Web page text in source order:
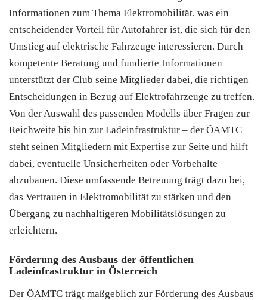
Informationen zum Thema Elektromobilität, was ein
entscheidender Vorteil für Autofahrer ist, die sich für den
Umstieg auf elektrische Fahrzeuge interessieren. Durch
kompetente Beratung und fundierte Informationen
unterstützt der Club seine Mitglieder dabei, die richtigen
Entscheidungen in Bezug auf Elektrofahrzeuge zu treffen.
Von der Auswahl des passenden Modells über Fragen zur
Reichweite bis hin zur Ladeinfrastruktur – der ÖAMTC
steht seinen Mitgliedern mit Expertise zur Seite und hilft
dabei, eventuelle Unsicherheiten oder Vorbehalte
abzubauen. Diese umfassende Betreuung trägt dazu bei,
das Vertrauen in Elektromobilität zu stärken und den
Übergang zu nachhaltigeren Mobilitätslösungen zu
erleichtern.
Förderung des Ausbaus der öffentlichen
Ladeinfrastruktur in Österreich
Der ÖAMTC trägt maßgeblich zur Förderung des Ausbaus